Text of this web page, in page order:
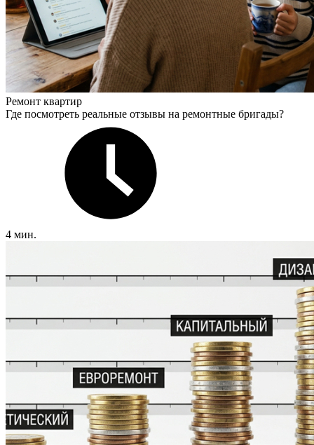
Ремонт квартир
Где посмотреть реальные отзывы на ремонтные бригады?
4 мин.